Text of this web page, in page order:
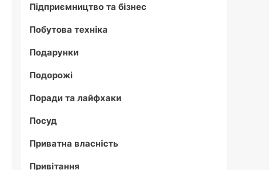
Підприємництво та бізнес
Побутова техніка
Подарунки
Подорожі
Поради та лайфхаки
Посуд
Приватна власність
Привітання